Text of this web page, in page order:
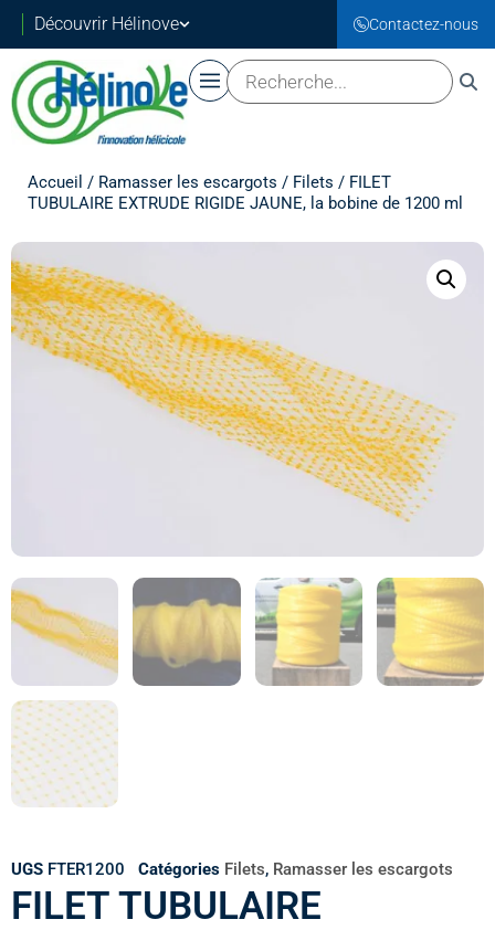
Découvrir Hélinove Contactez-nous
Accueil / Ramasser les escargots / Filets / FILET
TUBULAIRE EXTRUDE RIGIDE JAUNE, la bobine de 1200 ml
UGS FTER1200 Catégories Filets, Ramasser les escargots
FILET TUBULAIRE